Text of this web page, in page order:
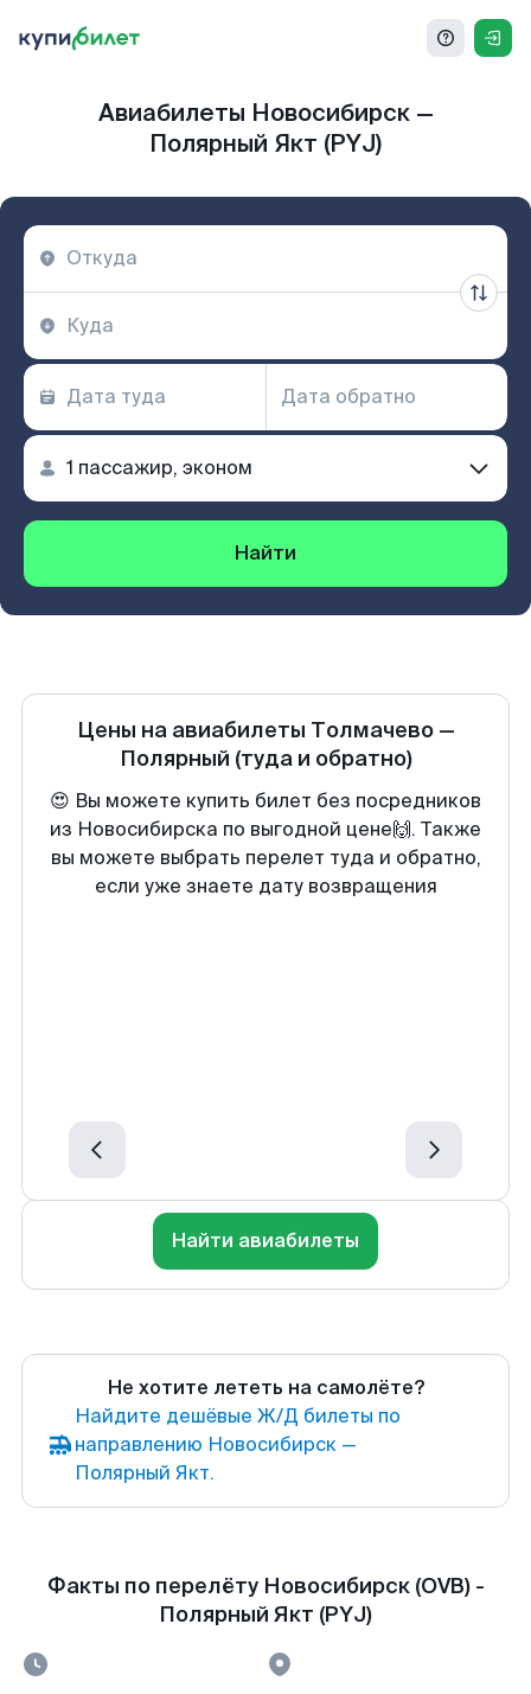
Авиабилеты Новосибирск —
Полярный Якт (PYJ)
Найти
Цены на авиабилеты Толмачево—
Полярный (туда и обратно)
😍 Вы можете купить билет без посредников
из Новосибирска по выгодной цене🙌. Также
вы можете выбрать перелет туда и обратно,
если уже знаете дату возвращения
Найти авиабилеты
Не хотите лететь на самолёте?
Найдите дешёвые Ж/Д билеты по
направлению Новосибирск —
Полярный Якт.
Факты по перелёту Новосибирск (OVB) -
Полярный Якт (PYJ)